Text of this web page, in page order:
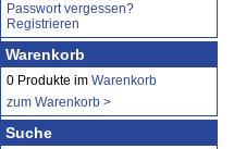
Passwort vergessen?
Registrieren
Warenkorb
0 Produkte im Warenkorb
zum Warenkorb >
Suche